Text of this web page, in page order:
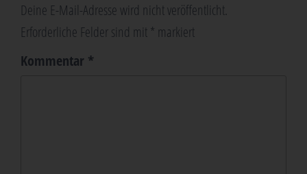
Deine E-Mail-Adresse wird nicht veröffentlicht.
Erforderliche Felder sind mit* markiert
Kommentar *